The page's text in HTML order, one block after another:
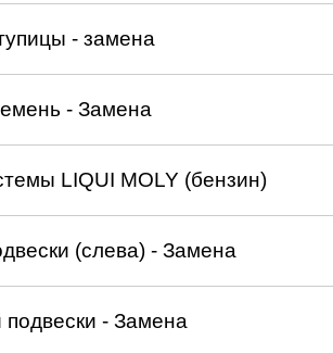
- замена
- Замена
LIQUI MOLY (бензин)
(слева) - Замена
- Замена